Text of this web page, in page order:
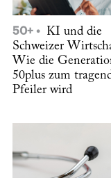
50+
KI und die
Schweizer
Wie die
50plus zum
Pfeiler wird